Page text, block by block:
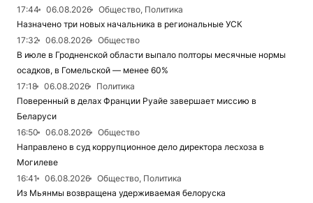
17:44
06.08.2026
Общество, Политика
Назначено три новых начальника в региональные УСК
17:32
06.08.2026
Общество
В июле в Гродненской области выпало полторы месячные нормы
осадков, в Гомельской — менее 60%
17:18
06.08.2026
Политика
Поверенный в делах Франции Руайе завершает миссию в
Беларуси
16:50
06.08.2026
Общество
Направлено в суд коррупционное дело директора лесхоза в
Могилеве
16:41
06.08.2026
Общество, Политика
Из Мьянмы возвращена удерживаемая белоруска